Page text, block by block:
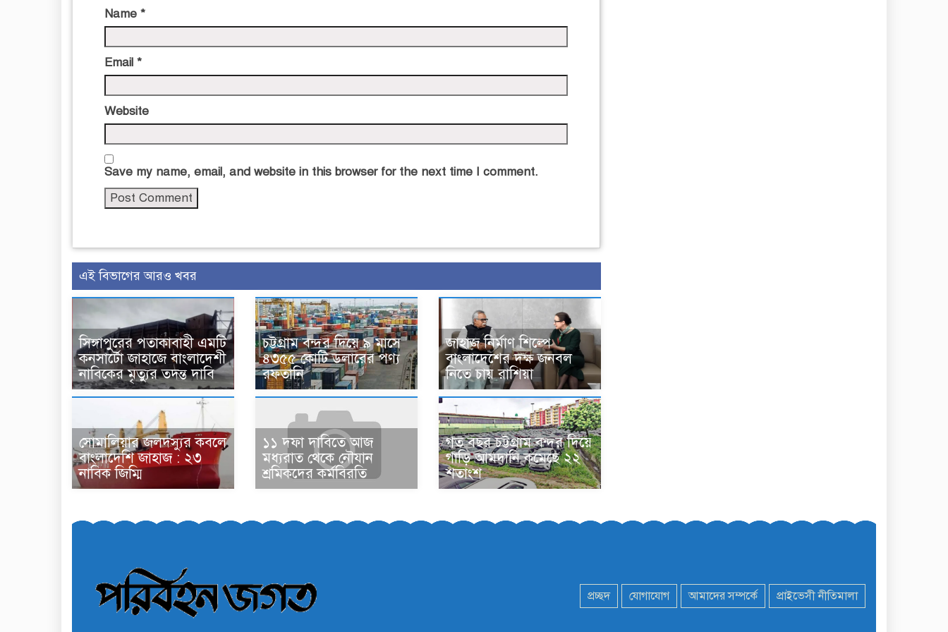
Name *
Email *
Website
Save my name, email, and website in this browser for the next time I comment.
এই বিভাগের আরও খবর
সিঙ্গাপুরের পতাকাবাহী এমটি
কনসার্টো জাহাজে বাংলাদেশী
নাবিকের মৃত্যুর তদন্ত দাবি
চট্টগ্রাম বন্দর দিয়ে ৯ মাসে
৪৩৫৫ কোটি ডলারের পণ্য
রফতানি
জাহাজ নির্মাণ শিল্পে
বাংলাদেশের দক্ষ জনবল
নিতে চায় রাশিয়া
সোমালিয়ার জলদস্যুর কবলে
বাংলাদেশি জাহাজ : ২৩
নাবিক জিম্মি
১১ দফা দাবিতে আজ
মধ্যরাত থেকে নৌযান
শ্রমিকদের কর্মবিরতি
গত বছর চট্টগ্রাম বন্দর দিয়ে
গাড়ি আমদানি কমেছে ২২
শতাংশ
প্রচ্ছদ যোগাযোগ আমাদের সম্পর্কে প্রাইভেসী নীতিমালা